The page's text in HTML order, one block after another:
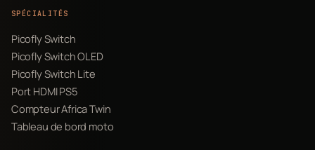
SPÉCIALITÉS
Picofly Switch
Picofly Switch OLED
Picofly Switch Lite
Port HDMI PS5
Compteur Africa Twin
Tableau de bord moto